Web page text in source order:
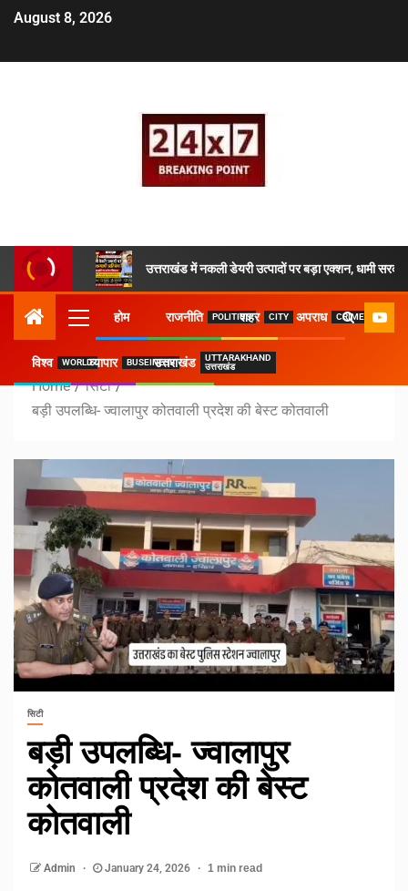
August 8, 2026
उत्तराखंड में नकली डेयरी उत्पादों पर बड़ा एक्शन, धामी
होम राजनीति POLITICSशहर CITY अपराध CRIME
विश्व WORLDव्यापार BUSEINESSउत्तराखंड
UTTARAKHAND
उत्तराखंड
Home
सिटी
बड़ी उपलब्धि- ज्वालापुर कोतवाली प्रदेश की बेस्ट कोतवाली
सिटी
बड़ी उपलब्धि- ज्वालापुर
कोतवाली प्रदेश की बेस्ट
कोतवाली
Admin January 24, 2026 1 min read